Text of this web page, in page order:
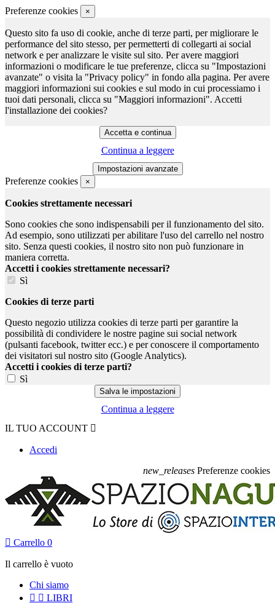
Preferenze cookies ×
Questo sito fa uso di cookie, anche di terze parti, per migliorare le
performance del sito stesso, per permetterti di collegarti ai social
network e per analizzare le visite sul sito. Per avere maggiori
informazioni o modificare le tue preferenze, clicca su "Impostazioni
avanzate" o visita la "Privacy policy" in fondo alla pagina. Per avere
maggiori informazioni sui cookies e sul modo in cui processiamo i
tuoi dati personali, clicca su "Maggiori informazioni". Accetti
l'installazione dei cookies?
Continua a leggere
Preferenze cookies ×
Cookies strettamente necessari
Sono cookies che sono indispensabili per il funzionamento del sito.
Ad esempio, sono utilizzati per abilitare l'uso del carrello nel nostro
sito. Senza questi cookies, il nostro sito non può funzionare in
maniera corretta.
Accetti i cookies strettamente necessari?
Sì
Cookies di terze parti
Questo negozio utilizza cookies di terze parti per garantire la
possibilità di condividere le nostre pagine sui social network
(pulsanti facebook, twitter ecc.) e per conoscere il comportamento
dei visitatori sul nostro sito (Google Analytics).
Accetti i cookies di terze parti?
Sì
Continua a leggere
IL TUO ACCOUNT 
Accedi
new_releases Preferenze cookies
 Carrello 0
Il carrello è vuoto
Chi siamo
  LIBRI